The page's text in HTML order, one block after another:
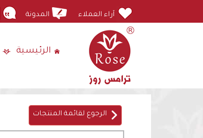
آراء العملاء المدونة
الرئيسية
الرجوع لقائمة المنتجات